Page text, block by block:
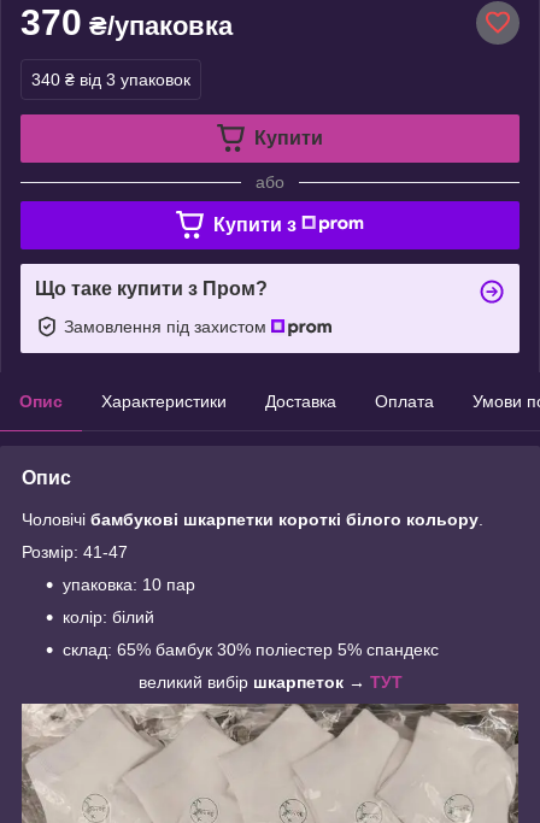
370 ₴/упаковка
340 ₴ від 3 упаковок
Купити
або
Купити з
Що таке купити з Пром?
Замовлення під захистом
Опис Характеристики Доставка Оплата Умови
Опис
Чоловічі бамбукові шкарпетки короткі білого кольору
Розмір: 41-47
упаковка: 10 пар
колір: білий
склад: 65% бамбук 30% поліестер 5% спандекс
великий вибіршкарпеток → ТУТ